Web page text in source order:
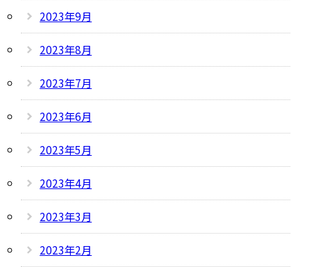
2023年9月
2023年8月
2023年7月
2023年6月
2023年5月
2023年4月
2023年3月
2023年2月